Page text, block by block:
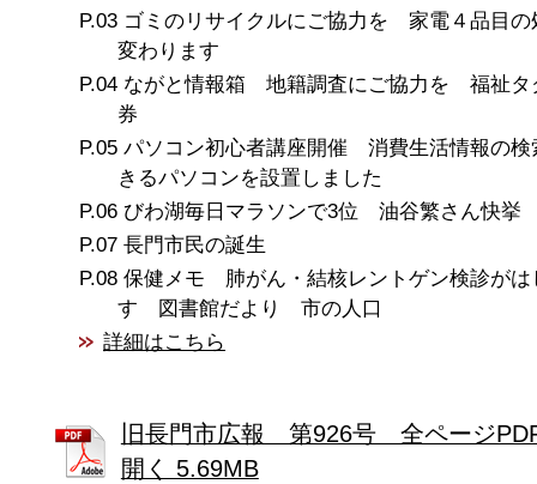
ゴミのリサイクルにご協力を 家電４品目の
変わります
ながと情報箱 地籍調査にご協力を 福祉タ
券
パソコン初心者講座開催 消費生活情報の検
きるパソコンを設置しました
びわ湖毎日マラソンで3位 油谷繁さん快挙
長門市民の誕生
保健メモ 肺がん・結核レントゲン検診がは
す 図書館だより 市の人口
詳細はこちら
旧長門市広報 第926号 全ページ
開く 5.69MB